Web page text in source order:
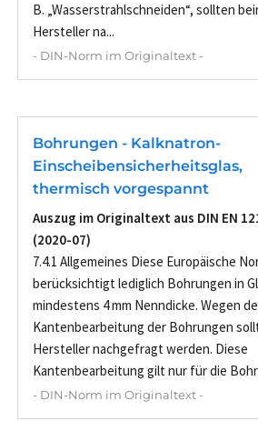
B. „Wasserstrahlschneiden“, sollten
Hersteller na...
- DIN-Norm im Originaltext -
Bohrungen - Kalknatron-
Einscheibensicherheitsglas,
thermisch vorgespannt
Auszug im Originaltext aus DIN EN
(2020-07)
7.4.1 Allgemeines Diese Europäische
berücksichtigt lediglich Bohrungen in
mindestens 4 mm Nenndicke. Wegen
Kantenbearbeitung der Bohrungen
Hersteller nachgefragt werden. Diese
Kantenbearbeitung gilt nur für die
- DIN-Norm im Originaltext -